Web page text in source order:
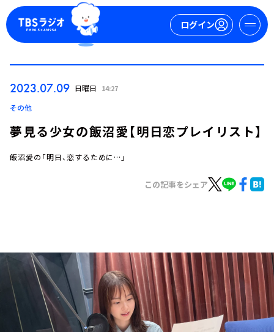
ログイン
トピックス
TBS Podcast
お知らせ
イベント・グッズ
YouTube
会社情報
2023.07.09 日曜日 14:27
その他
夢見る少女の飯沼愛【明日恋プレイリスト】
飯沼愛の「明日、恋するために…」
この記事をシェア